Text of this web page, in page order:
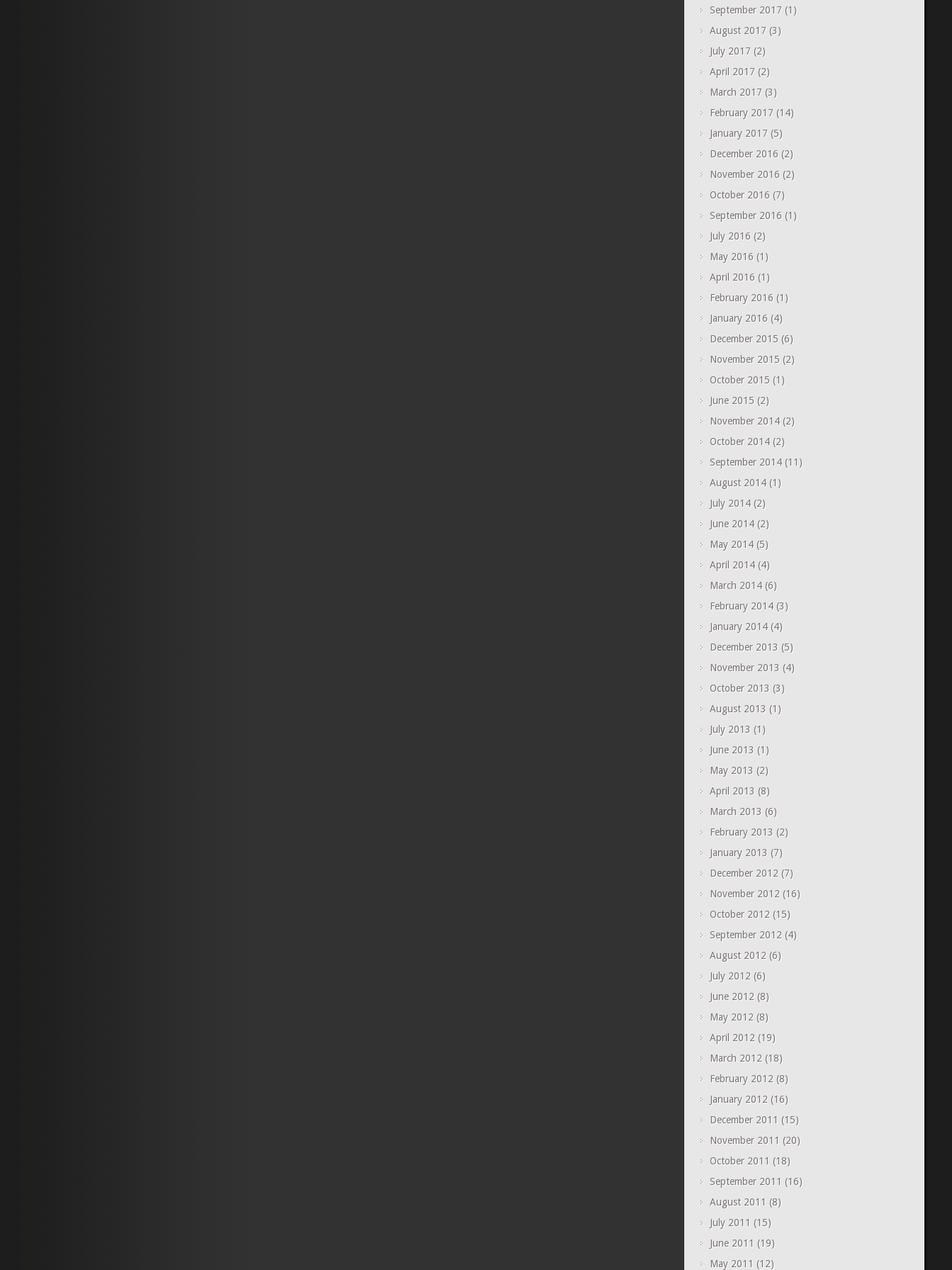
September 2017(1)
August 2017(3)
July 2017(2)
April 2017(2)
March 2017(3)
February 2017(14)
January 2017(5)
December 2016(2)
November 2016(2)
October 2016(7)
September 2016(1)
July 2016(2)
May 2016(1)
April 2016(1)
February 2016(1)
January 2016(4)
December 2015(6)
November 2015(2)
October 2015(1)
June 2015(2)
November 2014(2)
October 2014(2)
September 2014(11)
August 2014(1)
July 2014(2)
June 2014(2)
May 2014(5)
April 2014(4)
March 2014(6)
February 2014(3)
January 2014(4)
December 2013 (5)
November 2013 (4)
October 2013 (3)
August 2013 (1)
July 2013 (1)
June 2013 (1)
May 2013 (2)
April 2013 (8)
March 2013 (6)
February 2013 (2)
January 2013 (7)
December 2012(7)
November 2012(16)
October 2012(15)
September 2012(4)
August 2012(6)
July 2012(6)
June 2012(8)
May 2012(8)
April 2012(19)
March 2012(18)
February 2012(8)
January 2012(16)
December 2011 (15)
November 2011 (20)
October 2011 (18)
September 2011 (16)
August 2011 (8)
July 2011 (15)
June 2011 (19)
May 2011 (12)